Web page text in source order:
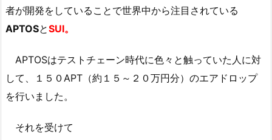
者が開発をしていることで世界中から注目されている
APTOSとSUI。
APTOSはテストチェーン時代に色々と触っていた人に対
して、１５０APT（約１５～２０万円分）のエアドロップ
を行いました。
それを受けて